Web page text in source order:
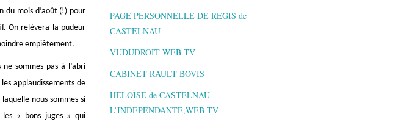
du mois d’août (!) pour
On relèvera la pudeur
empiètement.
sommes pas à l’abri
applaudissements de
nous sommes si
les « bons juges » qui
PAGE PERSONNELLE DE REGIS de
CASTELNAU
VUDUDROIT WEB TV
CABINET RAULT BOVIS
HELOÏSE de CASTELNAU
L’INDEPENDANTE,WEB TV